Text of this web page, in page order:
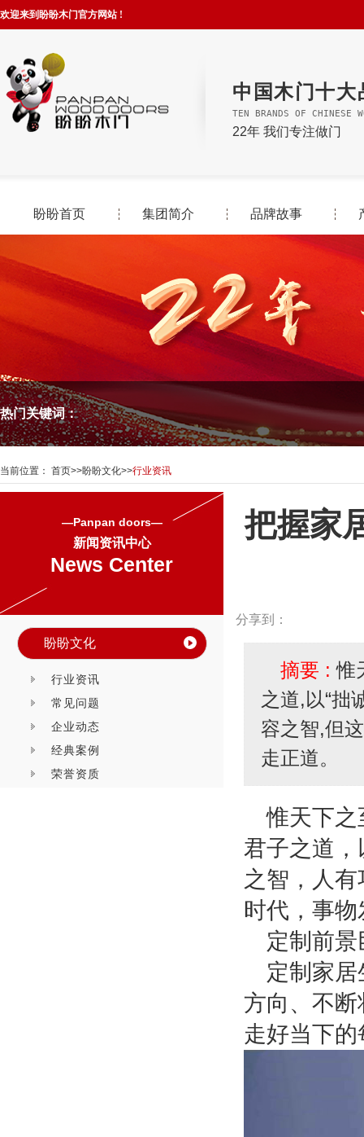
欢迎来到盼盼木门官方网站 !
中国木门十大
TEN BRANDS OF CHINESE
22年 我们专注做门
盼盼首页 集团简介 品牌故事
热门关键词：
当前位置： 首页>>盼盼文化>>行业资讯
—Panpan doors—
新闻资讯中心
News Center
盼盼文化
行业资讯
常见问题
企业动态
经典案例
荣誉资质
把握家
分享到：
摘要 :惟
之道,以“拙
容之智,但
走正道。
惟天下之
君子之道，
之智，人
时代，事
定制前
定制家
方向、不
走好当下